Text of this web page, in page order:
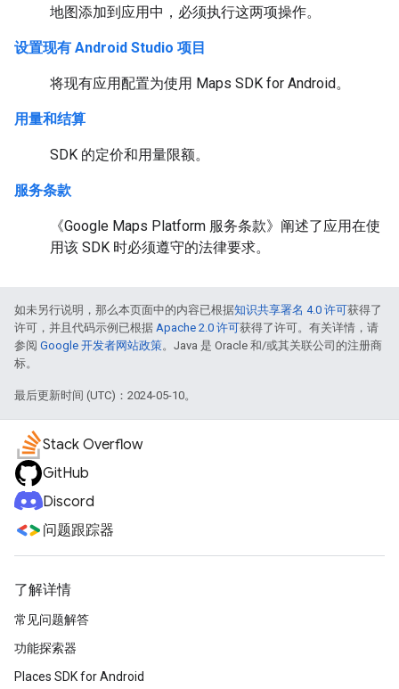
地图添加到应用中，必须执行这两项操作。
设置现有 Android Studio 项目
将现有应用配置为使用 Maps SDK for Android。
用量和结算
SDK 的定价和用量限额。
服务条款
《Google Maps Platform 服务条款》阐述了应用在使
用该 SDK 时必须遵守的法律要求。
如未另行说明，那么本页面中的内容已根据知识共享署名 4.0 许可获得了
许可，并且代码示例已根据 Apache 2.0 许可获得了许可。有关详情，请
参阅 Google 开发者网站政策。Java 是 Oracle 和/或其关联公司的注册商
标。
最后更新时间 (UTC)：2024-05-10。
Stack Overflow
GitHub
Discord
问题跟踪器
了解详情
常见问题解答
功能探索器
Places SDK for Android